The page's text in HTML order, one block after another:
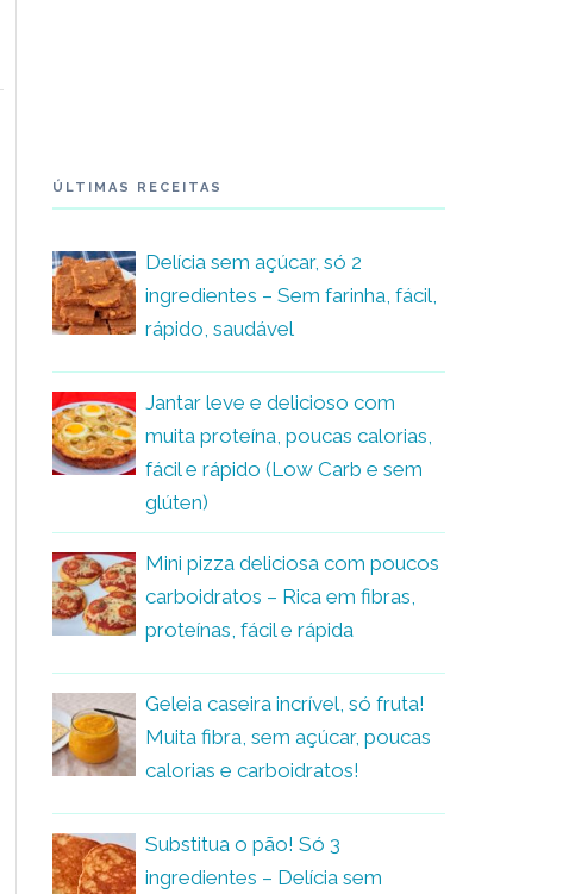
ÚLTIMAS RECEITAS
Delícia sem açúcar, só 2
ingredientes – Sem farinha, fácil,
rápido, saudável
Jantar leve e delicioso com
muita proteína, poucas calorias,
fácil e rápido (Low Carb e sem
glúten)
Mini pizza deliciosa com poucos
carboidratos – Rica em fibras,
proteínas, fácil e rápida
Geleia caseira incrível, só fruta!
Muita fibra, sem açúcar, poucas
calorias e carboidratos!
Substitua o pão! Só 3
ingredientes – Delícia sem